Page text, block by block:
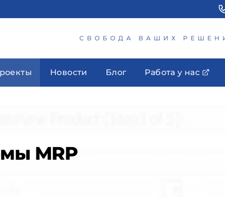
СВОБОДА ВАШИХ
Новости Блог Работа у нас
MRP